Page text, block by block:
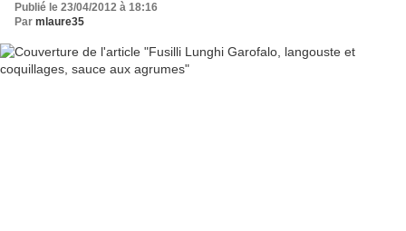
Publié le 23/04/2012 à 18:16
Par mlaure35